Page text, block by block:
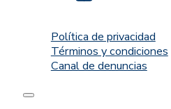
Política de privacidad
Términos y condiciones
Canal de denuncias